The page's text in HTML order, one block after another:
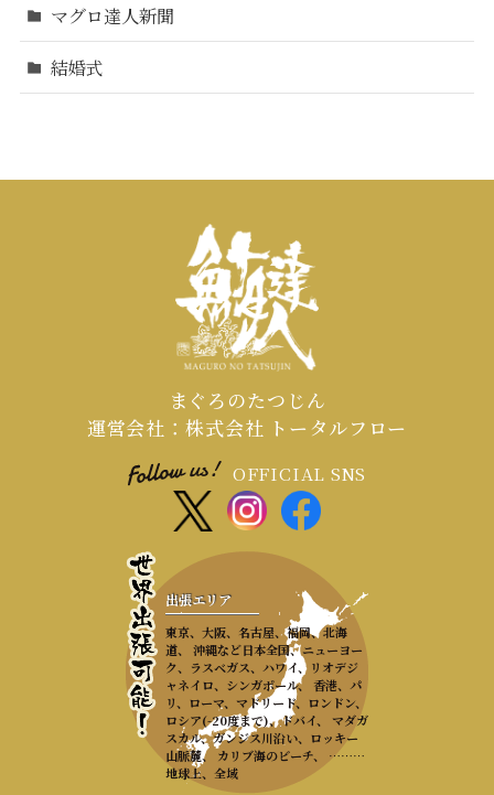
マグロ達人新聞
結婚式
まぐろのたつじん
運営会社：株式会社 トータルフロー
OFFICIAL SNS
出張エリア
東京、大阪、名古屋、福岡、北海
道、 沖縄など日本全国、ニューヨー
ク、ラスベガス、ハワイ、リオデジ
ャネイロ、シンガポール、 香港、パ
リ、ローマ、マドリード、ロンドン、
ロシア(-20度まで)、ドバイ、 マダガ
スカル、ガンジス川沿い、ロッキー
山脈麓、 カリブ海のビーチ、 ………
地球上、全域